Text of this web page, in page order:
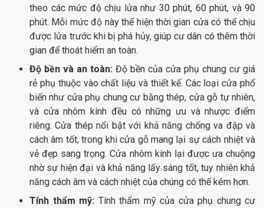
theo các mức độ chịu lửa như 30 phút, 60 phút, và 90
phút. Mỗi mức độ này thể hiện thời gian cửa có thể chịu
được lửa trước khi bị phá hủy, giúp cư dân có thêm thời
gian để thoát hiểm an toàn.
Độ bền và an toàn: Độ bền của cửa phụ chung cư giá
rẻ phụ thuộc vào chất liệu và thiết kế. Các loại cửa phổ
biến như cửa phụ chung cư bằng thép, cửa gỗ tự nhiên,
và cửa nhôm kính đều có những ưu và nhược điểm
riêng. Cửa thép nổi bật với khả năng chống va đập và
cách âm tốt, trong khi cửa gỗ mang lại sự cách nhiệt và
vẻ đẹp sang trọng. Cửa nhôm kính lại được ưa chuộng
nhờ sự hiện đại và khả năng lấy sáng tốt, tuy nhiên khả
năng cách âm và cách nhiệt của chúng có thể kém hơn.
Tính thẩm mỹ: Tính thẩm mỹ của cửa phụ chung cư